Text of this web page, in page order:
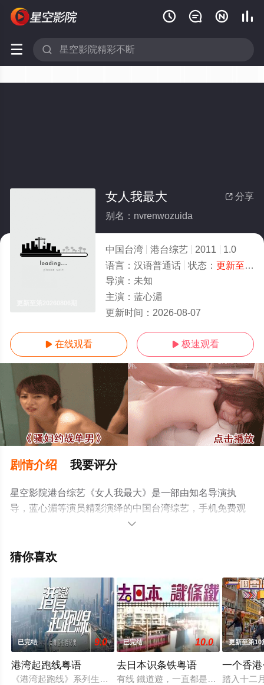
   
 
 分享
女人我最大
别名：nvrenwozuida
中国台湾 港台综艺 2011
1.0
语言： 汉语普通话 状态： 更新至第20260806期
导演： 未知
主演： 蓝心湄
更新时间： 2026-08-07
 在线观看  极速观看
剧情介绍 我要评分
星空影院港台综艺《女人我最大》是一部由知名导演执
导，蓝心湄等演员精彩演绎的中国台湾综艺，手机免费观
看高清无删减完整版综艺节目就上星空影视，更多相关信

猜你喜欢
已完结 9.0
港湾起跑线粤语
《港湾起跑线》系列生活纪录片，由创作人陈少琪操刀，讲述
已完结 10.0
去日本识条铁粤语
有线 鐵道遊，一直都是旅遊節目中
更新至第10
一个香
踏入十二